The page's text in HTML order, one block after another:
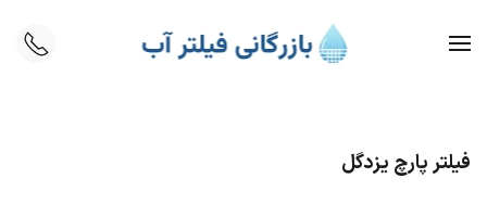
Skip to main content
فیلتر پارچ یزدگل